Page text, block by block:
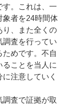
す。これは、一
象者を24時間体
り、また全くの
調査を行ってい
めです。不自
ことを当人に
注意していく
査で証拠が取